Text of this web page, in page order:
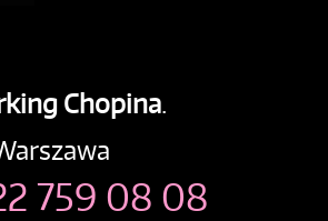
Chopina.
759 08 08